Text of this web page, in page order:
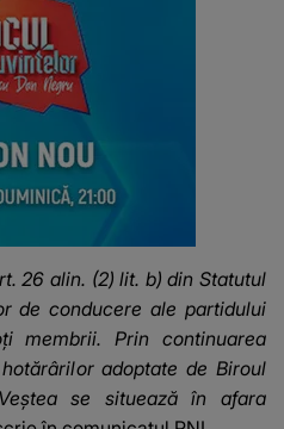
26 alin. (2) lit. b) din Statutul
de conducere ale partidului
membrii. Prin continuarea
adoptate de Biroul
se situează în afara